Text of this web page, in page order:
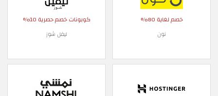
خصم لغاية 80%
نون
كوبونات خصم حصرية 10%
ليفل شوز